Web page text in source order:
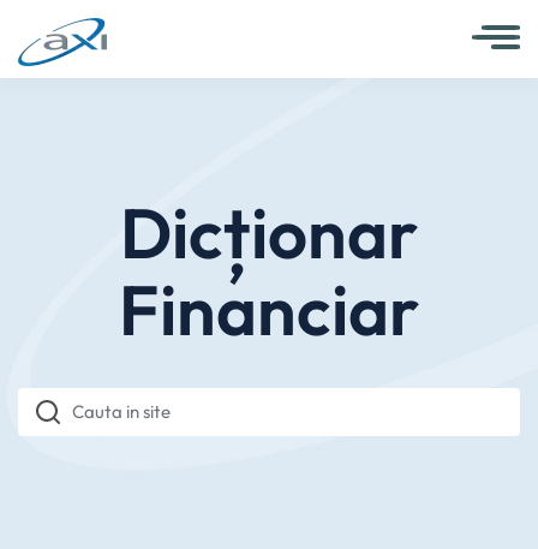
Dicționar
Financiar